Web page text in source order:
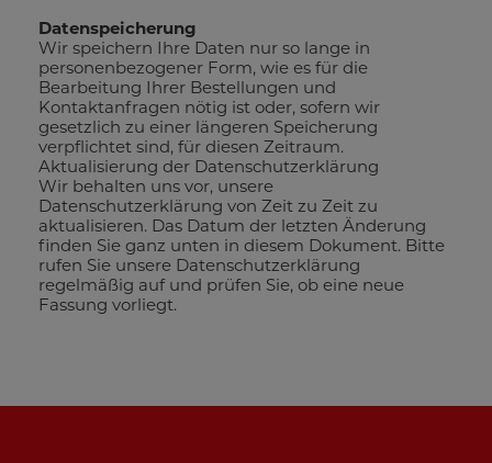
Datenspeicherung
Wir speichern Ihre Daten nur so lange in
personenbezogener Form, wie es für die
Bearbeitung Ihrer Bestellungen und
Kontaktanfragen nötig ist oder, sofern wir
gesetzlich zu einer längeren Speicherung
verpflichtet sind, für diesen Zeitraum.
Aktualisierung der Datenschutzerklärung
Wir behalten uns vor, unsere
Datenschutzerklärung von Zeit zu Zeit zu
aktualisieren. Das Datum der letzten Änderung
finden Sie ganz unten in diesem Dokument. Bitte
rufen Sie unsere Datenschutzerklärung
regelmäßig auf und prüfen Sie, ob eine neue
Fassung vorliegt.